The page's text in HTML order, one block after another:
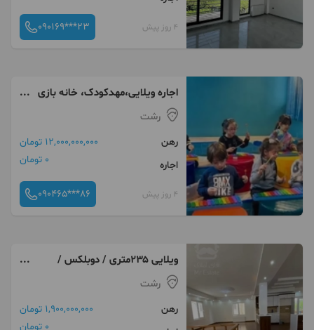
4 روز پیش 090169***23
اجاره ویلایی،مهدکودک، خانه بازی
گلسار/املاک معمار
رشت
رهن
12,000,000,000 تومان
اجاره
0 تومان
4 روز پیش 090465***86
ویلایی ۲۳۵متری / دوبلکس /
بهترین قیمت
رشت
رهن
1,900,000,000 تومان
0 تومان